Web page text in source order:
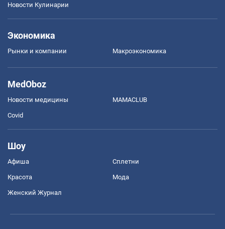
Новости Кулинарии
Экономика
Рынки и компании Mакроэкономика
MedOboz
Новости медицины MAMACLUB
Covid
Шоу
Афиша Сплетни
Красота Мода
Женский Журнал